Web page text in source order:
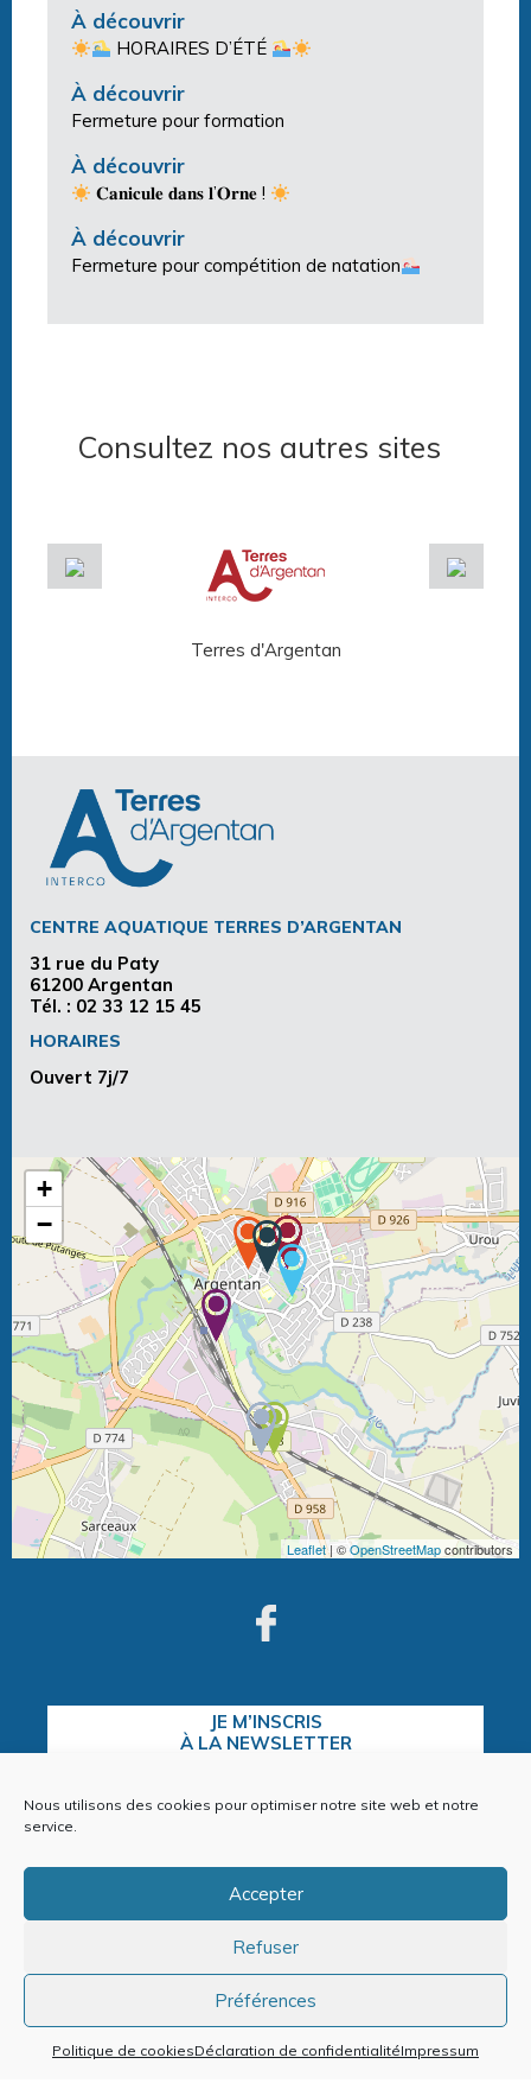
Nous utilisons des cookies pour optimiser notre site web et notre
service.
Accepter
Refuser
Préférences
Politique de cookiesDéclaration de confidentialitéImpressum
À découvrir
HORAIRES D’ÉTÉ
À découvrir
Fermeture pour formation
À découvrir
𝐂𝐚𝐧𝐢𝐜𝐮𝐥𝐞 𝐝𝐚𝐧𝐬 𝐥’𝐎𝐫𝐧𝐞 !
À découvrir
Fermeture pour compétition de natation
Consultez nos autres sites
Terres d'Argentan
CENTRE AQUATIQUE TERRES D’ARGENTAN
31 rue du Paty
61200 Argentan
Tél. : 02 33 12 15 45
HORAIRES
Ouvert 7j/7
+
−
Leaflet| ©OpenStreetMapcontributors
JE M’INSCRIS
À LA NEWSLETTER
Politique de cookies (EU)